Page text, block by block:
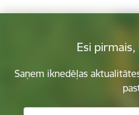
Esi pirmais,
Saņem iknedēļas